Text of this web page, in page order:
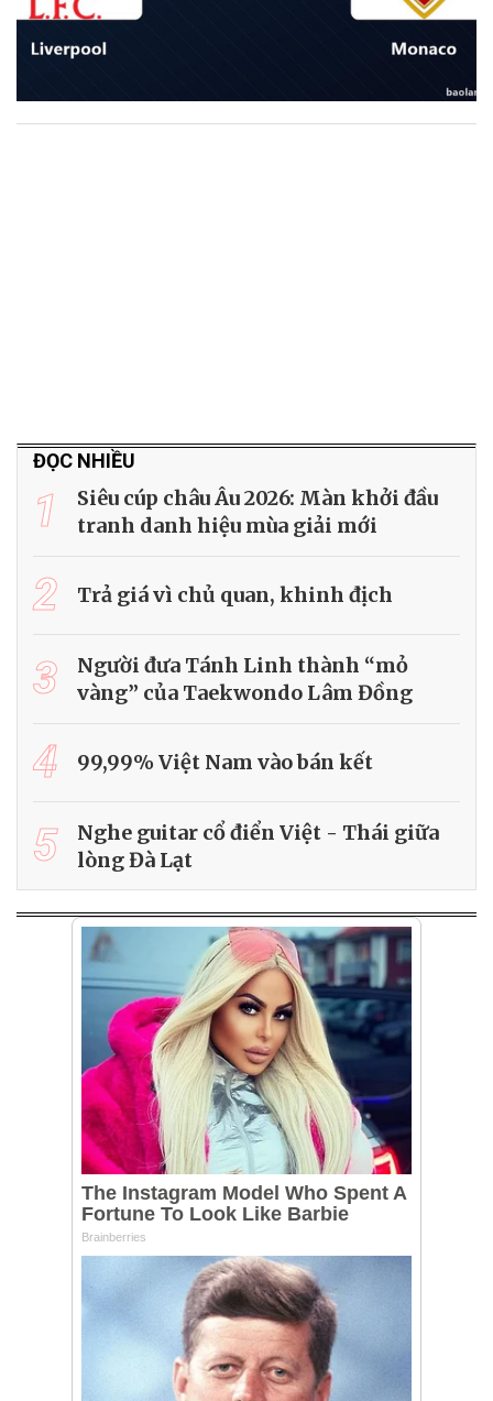
ĐỌC NHIỀU
1
Siêu cúp châu Âu 2026: Màn khởi đầu
tranh danh hiệu mùa giải mới
2 Trả giá vì chủ quan, khinh địch
3
Người đưa Tánh Linh thành “mỏ
vàng” của Taekwondo Lâm Đồng
4 99,99% Việt Nam vào bán kết
5
Nghe guitar cổ điển Việt - Thái giữa
lòng Đà Lạt